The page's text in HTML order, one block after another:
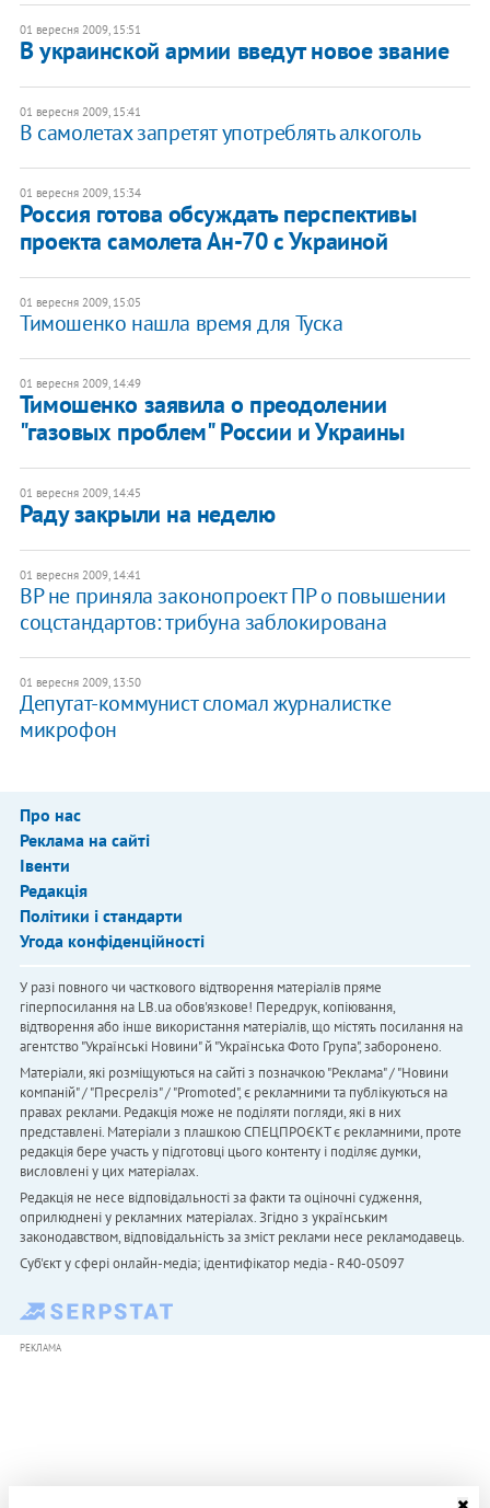
01 вересня 2009, 15:51
В украинской армии введут новое звание
01 вересня 2009, 15:41
В самолетах запретят употреблять алкоголь
01 вересня 2009, 15:34
Россия готова обсуждать перспективы
проекта самолета Ан-70 с Украиной
01 вересня 2009, 15:05
Тимошенко нашла время для Туска
01 вересня 2009, 14:49
Тимошенко заявила о преодолении
"газовых проблем" России и Украины
01 вересня 2009, 14:45
Раду закрыли на неделю
01 вересня 2009, 14:41
ВР не приняла законопроект ПР о повышении
соцстандартов: трибуна заблокирована
01 вересня 2009, 13:50
Депутат-коммунист сломал журналистке
микрофон
Про нас
Реклама на сайті
Івенти
Редакція
Політики і стандарти
Угода конфіденційності
У разі повного чи часткового відтворення матеріалів пряме
гіперпосилання на LB.ua обов'язкове! Передрук, копіювання,
відтворення або інше використання матеріалів, що містять посилання на
агентство "Українськi Новини" й "Українська Фото Група", заборонено.
Матеріали, які розміщуються на сайті з позначкою "Реклама" / "Новини
компаній" / "Пресреліз" / "Promoted", є рекламними та публікуються на
правах реклами. Редакція може не поділяти погляди, які в них
представлені. Матеріали з плашкою СПЕЦПРОЄКТ є рекламними, проте
редакція бере участь у підготовці цього контенту і поділяє думки,
висловлені у цих матеріалах.
Редакція не несе відповідальності за факти та оціночні судження,
оприлюднені у рекламних матеріалах. Згідно з українським
законодавством, відповідальність за зміст реклами несе рекламодавець.
Cуб'єкт у сфері онлайн-медіа; ідентифікатор медіа - R40-05097
РЕКЛАМА